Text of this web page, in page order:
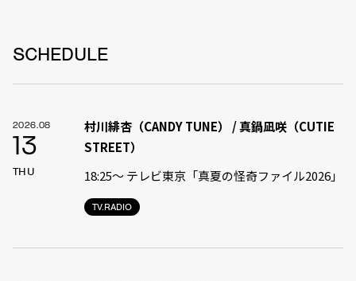
SCHEDULE
2026.08
13
THU
TV.RADIO
村川緋杏（CANDY TUNE） / 真鍋凪咲（CUTIE
STREET）
18:25〜 テレビ東京「真夏の怪奇ファイル2026」